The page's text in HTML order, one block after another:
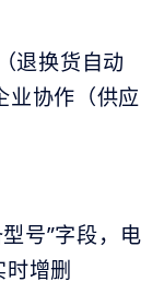
退换货自动
业协作（供应
号”字段，电
时增删